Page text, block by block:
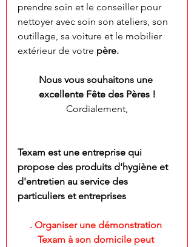
prendre soin et le conseiller pour
nettoyer avec soin son ateliers, son
outillage, sa voiture et le mobilier
extérieur de votre père.
Nous vous souhaitons une
excellente Fête des Pères !
Cordialement,
Texam est une entreprise qui
propose des produits d'hygiène et
d'entretien au service des
particuliers et entreprises
. Organiser une démonstration
Texam à son domicile peut